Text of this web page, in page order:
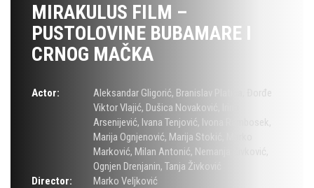
MIRAKULUS FILM –
PUSTOLOVINE BUBAMARE I
CRNOG MAČKA
Actor: Aleksandar Gligorić, Branislav Platiša
Đorđe
Viktor Vlajić, Dušica Novaković
Arsenijević, Ivana Tenjović, Ivona Rambosek ,
Marija Ognjenović, Marija Stokić
Marković, Milan Antonić, Nemanja Živković
Ognjen Drenjanin, Tanja Živković
Director:
Marko Veljković